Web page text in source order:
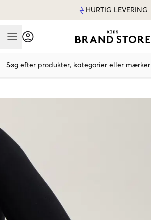
HURTIG LEVERING
Mobile Menu
Søg efter produkter, kategorier eller mærker